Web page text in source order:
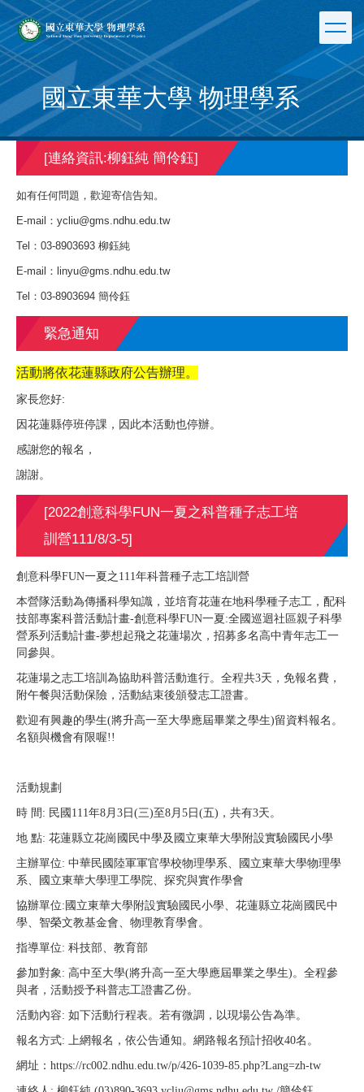
跳
到
主
要
內
容
區
國立東華大學 物理學系
[連絡資訊:柳鈺純 簡伶鈺]
如有任何問題，歡迎寄信告知。
E-mail： ycliu@gms.ndhu.edu.tw
Tel：03-8903693 柳鈺純
E-mail： linyu@gms.ndhu.edu.tw
Tel：03-8903694 簡伶鈺
緊急通知
活動將依花蓮縣政府公告辦理。
家長您好:
因花蓮縣停班停課，因此本活動也停辦。
感謝您的報名，
謝謝。
[2022創意科學FUN一夏之科普種子志工培
訓營111/8/3-5]
創意科學FUN一夏之111年科普種子志工培訓營
本營隊活動為傳播科學知識，並培育花蓮在地科學種子志工，配科
技部專案科普活動計畫-創意科學FUN一夏:全國巡迴社區親子科學
營系列活動計畫-夢想起飛之花蓮場次，招募多名高中青年志工一
同參與。
花蓮場之志工培訓為協助科普活動進行。全程共3天，免報名費，
附午餐與活動保險，活動結束後頒發志工證書。
歡迎有興趣的學生(將升高一至大學應屆畢業之學生)留資料報名。
名額與機會有限喔!!
活動規劃
時 間: 民國111年8月3日(三)至8月 5日(五)，共有3天。
地 點: 花蓮縣立花崗國民中學及國立東華大學附設實驗國民小學
主辦單位: 中華民國陸軍軍官學校物理學系、國立東華大學物理學
系、國立東華大學理工學院、探究與實作學會
協辦單位:國立東華大學附設實驗國民小學、花蓮縣立花崗國民中
學、智榮文教基金會、物理教育學會。
指導單位: 科技部、教育部
參加對象: 高中至大學(將升高一至大學應屆畢業之學生)。全程參
與者，活動授予科普志工證書乙份。
活動內容: 如下活動行程表。若有微調，以現場公告為準。
報名方式: 上網報名，依公告通知。網路報名預計招收40名。
網址： https://rc002.ndhu.edu.tw/p/426-1039-85.php?Lang=zh-tw